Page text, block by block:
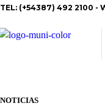
TEL: (+54387) 492 2100 -
NOTICIAS